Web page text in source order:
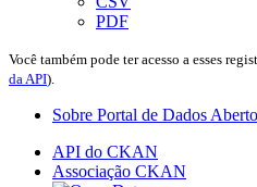
PDF
Você também pode ter acesso a esses
da API).
Sobre Portal de Dados
API do CKAN
Associação CKAN